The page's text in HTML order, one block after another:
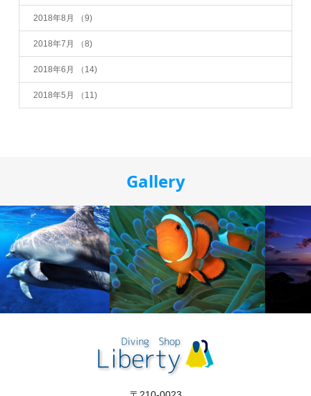
2018年8月 （9)
2018年7月 （8)
2018年6月 （14)
2018年5月 （11)
Gallery